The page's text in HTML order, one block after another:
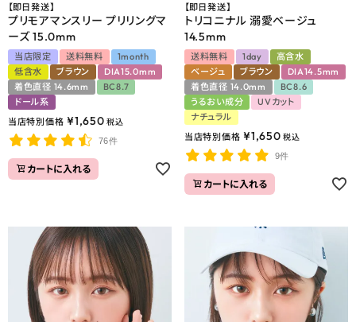
【即日発送】
プリモアマンスリー プリリングマ
ーズ 15.0mm
当店限定 送料無料
1month
低含水
ブラウン
DIA15.0mm
着色直径 14.6mm
BC8.7
ドール系
当店特別価格 ¥1,650 税込
76件
カートに入れる
【即日発送】
トリコニナル 溺愛ベージュ
14.5mm
送料無料 1day
高含水
ベージュ
ブラウン
DIA14.5mm
着色直径 14.0mm
BC8.6
うるおい成分
UVカット
ナチュラル
当店特別価格 ¥1,650 税込
9件
カートに入れる